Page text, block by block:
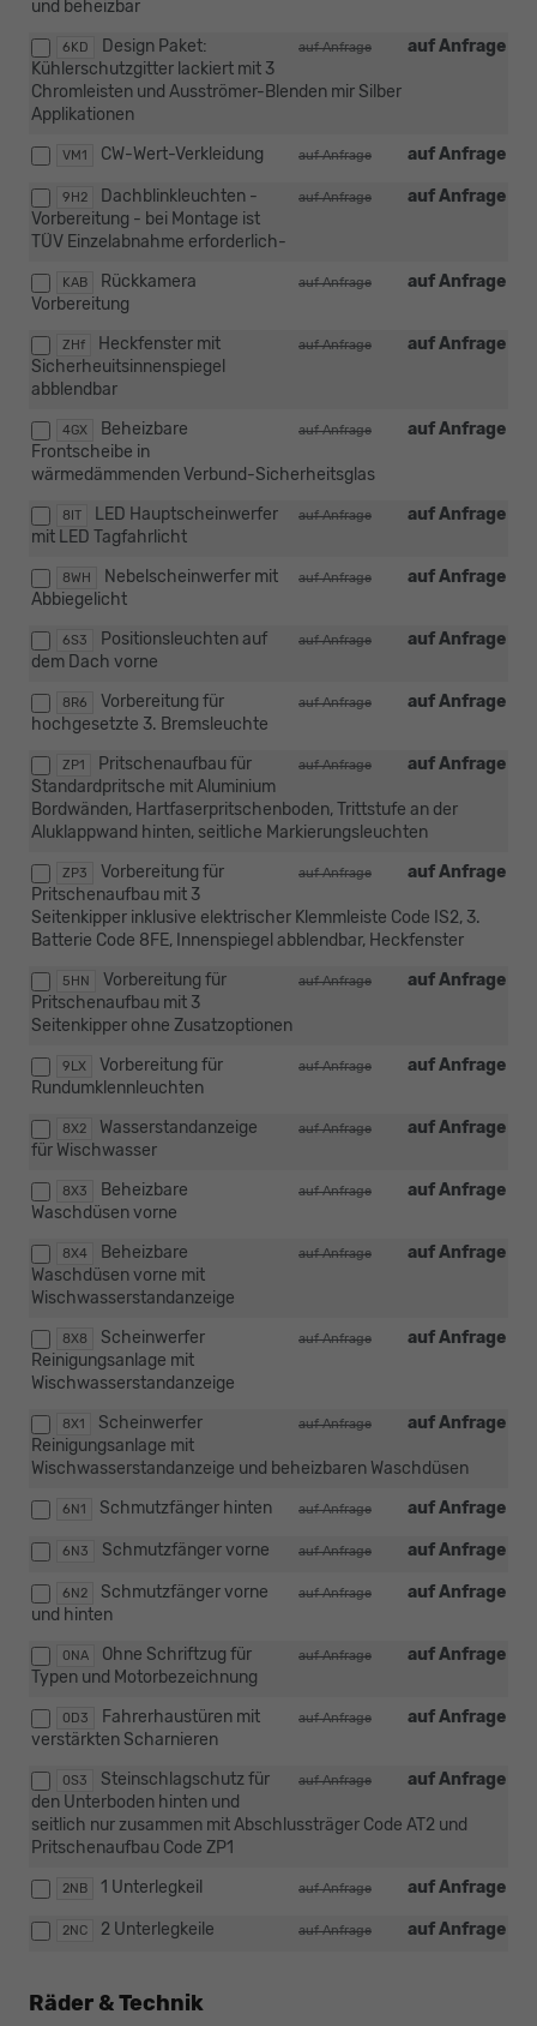
und beheizbar
6KD auf Anfrage
auf Anfrage
Design Paket:
Kühlerschutzgitter lackiert mit 3
Chromleisten und Ausströmer-Blenden mir Silber
Applikationen
VM1 auf Anfrage
auf Anfrage
CW-Wert-Verkleidung
9H2 auf Anfrage
auf Anfrage
Dachblinkleuchten -
Vorbereitung - bei Montage ist
TÜV Einzelabnahme erforderlich-
KAB auf Anfrage
auf Anfrage
Rückkamera
Vorbereitung
ZHf auf Anfrage
auf Anfrage
Heckfenster mit
Sicherheuitsinnenspiegel
abblendbar
4GX auf Anfrage
auf Anfrage
Beheizbare
Frontscheibe in
wärmedämmenden Verbund-Sicherheitsglas
8IT auf Anfrage
auf Anfrage
LED Hauptscheinwerfer
mit LED Tagfahrlicht
8WH auf Anfrage
auf Anfrage
Nebelscheinwerfer mit
Abbiegelicht
6S3 auf Anfrage
auf Anfrage
Positionsleuchten auf
dem Dach vorne
8R6 auf Anfrage
auf Anfrage
Vorbereitung für
hochgesetzte 3. Bremsleuchte
ZP1 auf Anfrage
auf Anfrage
Pritschenaufbau für
Standardpritsche mit Aluminium
Bordwänden, Hartfaserpritschenboden, Trittstufe an der
Aluklappwand hinten, seitliche Markierungsleuchten
ZP3 auf Anfrage
auf Anfrage
Vorbereitung für
Pritschenaufbau mit 3
Seitenkipper inklusive elektrischer Klemmleiste Code IS2, 3.
Batterie Code 8FE, Innenspiegel abblendbar, Heckfenster
5HN auf Anfrage
auf Anfrage
Vorbereitung für
Pritschenaufbau mit 3
Seitenkipper ohne Zusatzoptionen
9LX auf Anfrage
auf Anfrage
Vorbereitung für
Rundumklennleuchten
8X2 auf Anfrage
auf Anfrage
Wasserstandanzeige
für Wischwasser
8X3 auf Anfrage
auf Anfrage
Beheizbare
Waschdüsen vorne
8X4 auf Anfrage
auf Anfrage
Beheizbare
Waschdüsen vorne mit
Wischwasserstandanzeige
8X8 auf Anfrage
auf Anfrage
Scheinwerfer
Reinigungsanlage mit
Wischwasserstandanzeige
8X1 auf Anfrage
auf Anfrage
Scheinwerfer
Reinigungsanlage mit
Wischwasserstandanzeige und beheizbaren Waschdüsen
6N1 auf Anfrage
auf Anfrage
Schmutzfänger hinten
6N3 auf Anfrage
auf Anfrage
Schmutzfänger vorne
6N2 auf Anfrage
auf Anfrage
Schmutzfänger vorne
und hinten
0NA auf Anfrage
auf Anfrage
Ohne Schriftzug für
Typen und Motorbezeichnung
0D3 auf Anfrage
auf Anfrage
Fahrerhaustüren mit
verstärkten Scharnieren
0S3 auf Anfrage
auf Anfrage
Steinschlagschutz für
den Unterboden hinten und
seitlich nur zusammen mit Abschlussträger Code AT2 und
Pritschenaufbau Code ZP1
2NB auf Anfrage
auf Anfrage
1 Unterlegkeil
2NC auf Anfrage
auf Anfrage
2 Unterlegkeile
Räder & Technik